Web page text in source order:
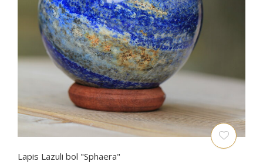
Lapis Lazuli bol "Sphaera"